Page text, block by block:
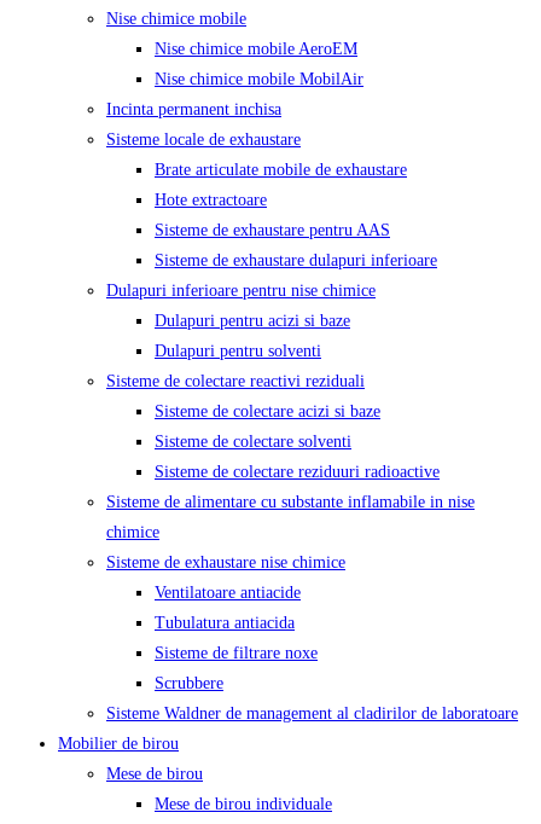
Nise chimice mobile
Nise chimice mobile AeroEM
Nise chimice mobile MobilAir
Incinta permanent inchisa
Sisteme locale de exhaustare
Brate articulate mobile de exhaustare
Hote extractoare
Sisteme de exhaustare pentru AAS
Sisteme de exhaustare dulapuri inferioare
Dulapuri inferioare pentru nise chimice
Dulapuri pentru acizi si baze
Dulapuri pentru solventi
Sisteme de colectare reactivi reziduali
Sisteme de colectare acizi si baze
Sisteme de colectare solventi
Sisteme de colectare reziduuri radioactive
Sisteme de alimentare cu substante inflamabile in nise
chimice
Sisteme de exhaustare nise chimice
Ventilatoare antiacide
Tubulatura antiacida
Sisteme de filtrare noxe
Scrubbere
Sisteme Waldner de management al cladirilor de laboratoare
Mobilier de birou
Mese de birou
Mese de birou individuale